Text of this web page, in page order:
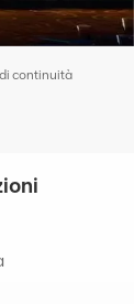
continuità